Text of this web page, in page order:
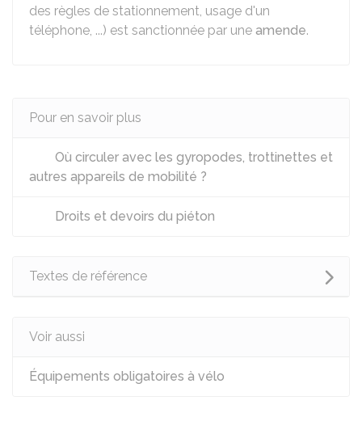
des règles de stationnement, usage d'un
téléphone, ...) est sanctionnée par une amende.
Pour en savoir plus
Où circuler avec les gyropodes, trottinettes et
autres appareils de mobilité ?
Droits et devoirs du piéton
Textes de référence
Voir aussi
Équipements obligatoires à vélo